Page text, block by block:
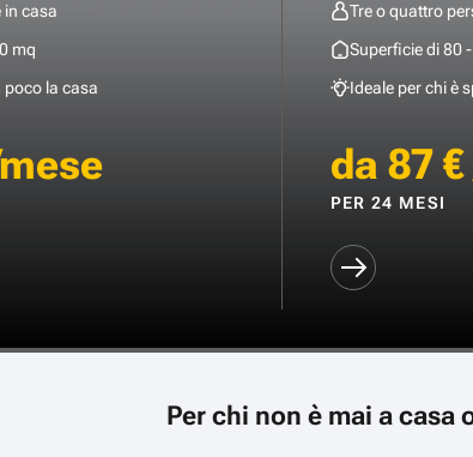
in casa
mq
poco la casa
Tre o quattro
Superficie di 80
Ideale per chi è
da 87
PER 24 MESI
SCOPRI
Per chi non è mai a casa